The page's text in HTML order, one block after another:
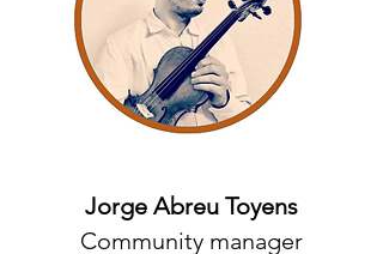
Jorge Abreu Toyens
Community manager